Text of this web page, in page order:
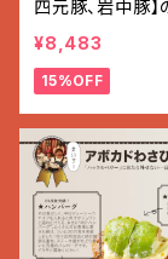
四元豚、岩中豚
(しゃぶしゃぶ用セ
¥8,483
15%OFF